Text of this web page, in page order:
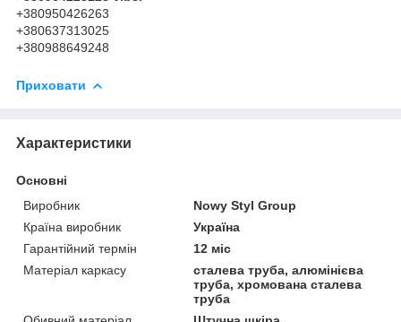
+380950426263
+380637313025
+380988649248
Приховати
Характеристики
Основні
Виробник
Nowy Styl Group
Країна виробник
Україна
Гарантійний термін
12 міс
Матеріал каркасу
сталева труба, алюмінієва
труба, хромована сталева
труба